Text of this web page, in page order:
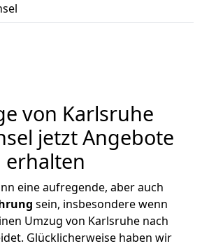
von Karlsruhe
jetzt Angebote
erhalten
eine aufregende, aber auch
sein, insbesondere wenn
Umzug von Karlsruhe nach
Glücklicherweise haben wir